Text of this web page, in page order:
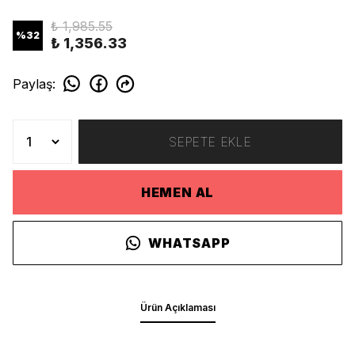
%32
₺ 1,985.55
₺ 1,356.33
Paylaş:
SEPETE EKLE
HEMEN AL
WHATSAPP
Ürün Açıklaması